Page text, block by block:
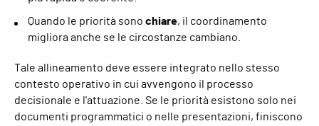
Quando le priorità sono chiare, il coordinamento
migliora anche se le circostanze cambiano.
Tale allineamento deve essere integrato nello stesso
contesto operativo in cui avvengono il processo
decisionale e l'attuazione. Se le priorità esistono solo nei
documenti programmatici o nelle presentazioni, finiscono